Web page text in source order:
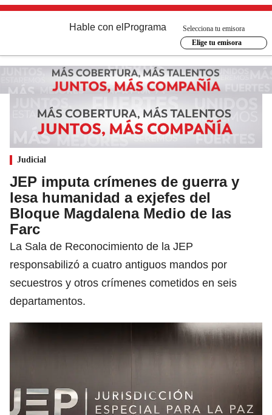
Hable con el Programa
Selecciona tu emisora
Elige tu emisora
Judicial
JEP imputa crímenes de guerra y
lesa humanidad a exjefes del
Bloque Magdalena Medio de las
Farc
La Sala de Reconocimiento de la JEP
responsabilizó a cuatro antiguos mandos por
secuestros y otros crímenes cometidos en seis
departamentos.